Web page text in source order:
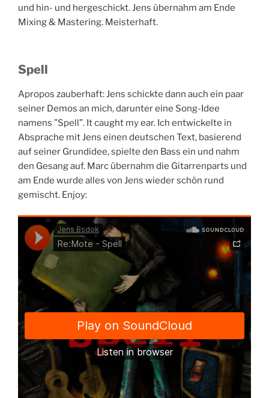
und hin- und hergeschickt. Jens übernahm am Ende
Mixing & Mastering. Meisterhaft.
Spell
Apropos zauberhaft: Jens schickte dann auch ein paar
seiner Demos an mich, darunter eine Song-Idee
namens ”Spell”. It caught my ear. Ich entwickelte in
Absprache mit Jens einen deutschen Text, basierend
auf seiner Grundidee, spielte den Bass ein und nahm
den Gesang auf. Marc übernahm die Gitarrenparts und
am Ende wurde alles von Jens wieder schön rund
gemischt. Enjoy: